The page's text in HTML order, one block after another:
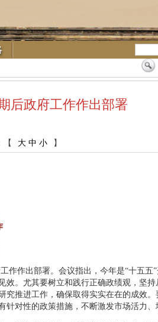
后政府工作作出部署
【 大 中 小 】
作作出部署。会议指出，今年是“十五五
。尤其要树立和践行正确政绩观，坚
推进工作，确保取得实实在在的成效
对性的政策措施，不断激发市场活力、